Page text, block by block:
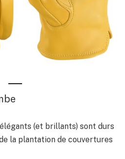
(et brillants) sont durs
la plantation de couvertures